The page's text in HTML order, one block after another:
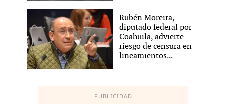
Rubén Moreira,
diputado federal por
Coahuila, advierte
riesgo de censura en
lineamientos...
PUBLICIDAD